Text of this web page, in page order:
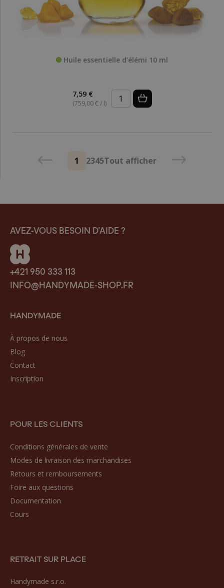
Huile essentielle d’élémi 10 ml
7,59 €
(759,00 € / l)
1 2345Tout afficher
AVEZ-VOUS BESOIN D’AIDE ?
+421 950 333 113
INFO@HANDYMADE-SHOP.FR
HANDYMADE
À propos de nous
Blog
Contact
Inscription
POUR LES CLIENTS
Conditions générales de vente
Modes de livraison des marchandises
Retours et remboursements
Foire aux questions
Documentation
Cours
RETRAIT SUR PLACE
Handymade s.r.o.